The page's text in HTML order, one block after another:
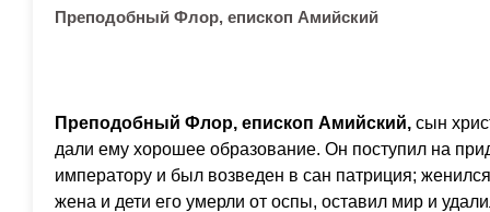
Преподобный Флор, епископ Амийский
Преподобный Флор, епископ Амийский, сын
дали ему хорошее образование. Он поступил на
императору и был возведен в сан патриция;
жена и дети его умерли от оспы, оставил мир и